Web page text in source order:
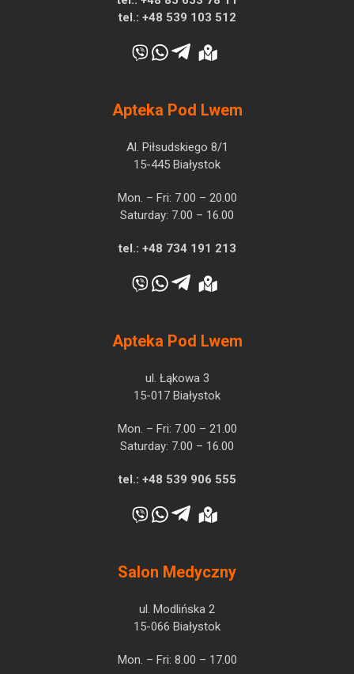
tel.: +48 539 103 512
Apteka Pod Lwem
Al. Piłsudskiego 8/1
15-445 Białystok
Mon. – Fri: 7.00 – 20.00
Saturday: 7.00 – 16.00
tel.: +48 734 191 213
Apteka Pod Lwem
ul. Łąkowa 3
15-017 Białystok
Mon. – Fri: 7.00 – 21.00
Saturday: 7.00 – 16.00
tel.: +48 539 906 555
Salon Medyczny
ul. Modlińska 2
15-066 Białystok
Mon. – Fri: 8.00 – 17.00